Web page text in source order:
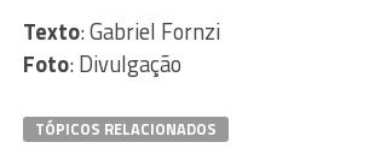
Texto: Gabriel Fornzi
Foto: Divulgação
TÓPICOS RELACIONADOS